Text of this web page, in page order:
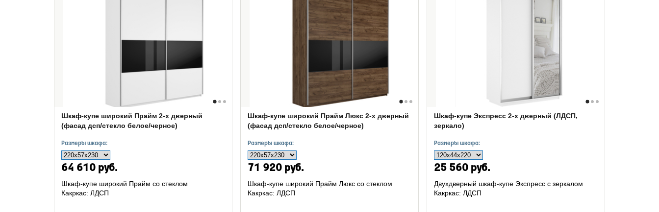
Шкаф-купе широкий Прайм 2-х дверный
(фасад дсп/стекло белое/черное)
Размеры шкафа:
64 610 руб.
Шкаф-купе широкий Прайм со стеклом
Какркас: ЛДСП
Шкаф-купе широкий Прайм Люкс 2-х дверный
(фасад дсп/стекло белое/черное)
Размеры шкафа:
71 920 руб.
Шкаф-купе широкий Прайм Люкс со стеклом
Какркас: ЛДСП
Шкаф-купе Экспресс 2-х дверный (ЛДСП,
зеркало)
Размеры шкафа:
25 560 руб.
Двухдверный шкаф-купе Экспресс с зеркалом
Какркас: ЛДСП